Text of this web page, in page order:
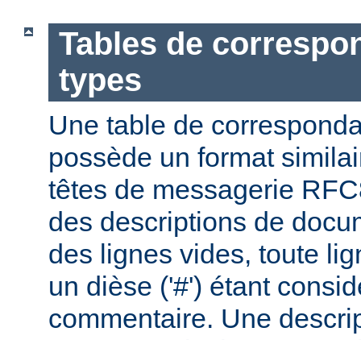
Tables de
types
Une table de
possède un format
têtes de messagerie
des descriptions de
des lignes vides, toute
un dièse ('#') étant
commentaire. Une